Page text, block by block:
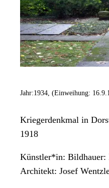
Jahr:1934, (Einweihung:
Kriegerdenkmal in
1918
Künstler*in: Bildhauer:
Architekt: Josef